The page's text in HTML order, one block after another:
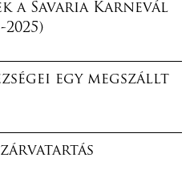
a Savaria Karnevál
egy megszállt
zárvatartás